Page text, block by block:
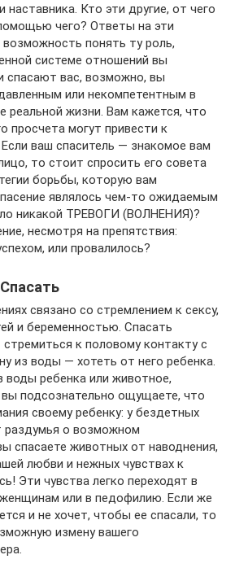
наставника. Кто эти другие, от чего
чего? Ответы на эти
понять ту роль,
системе отношений вы
спасают вас, возможно, вы
или некомпетентным в
реальной жизни. Вам кажется, что
просчета могут привести к
ваш спаситель — знакомое вам
то стоит спросить его совета
борьбы, которую вам
являлось чем-то ожидаемым
никакой ТРЕВОГИ (ВОЛНЕНИЯ)?
несмотря на препятствия:
или провалилось?
связано со стремлением к сексу,
и беременностью. Спасать
к половому контакту с
из воды — хотеть от него ребенка.
воды ребенка или животное,
подсознательно ощущаете, что
своему ребенку: у бездетных
раздумья о возможном
спасаете животных от наводнения,
любви и нежных чувствах к
Эти чувства легко переходят в
или в педофилию. Если же
и не хочет, чтобы ее спасали, то
измену вашего